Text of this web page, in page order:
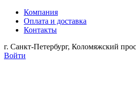
Компания
Оплата и доставка
Контакты
г. Санкт-Петербург, Коломяжский
Войти